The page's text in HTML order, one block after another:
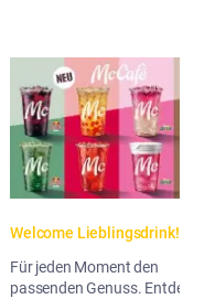
Welcome Lieblingsdrink!
Für jeden Moment den
passenden Genuss. Entdecke